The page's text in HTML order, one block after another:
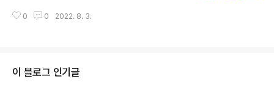
과 성원에 감사드립니다. 폼 양식에 남겨주신 공유 링크 하
신 총 102명을 선정하였으며, 102명을 대상으로 랜덤 추
첨을 실시하여 최대한 공정하게 당첨자를 선발하였습니다.
0 0 2022. 8. 3.
이 블로그 인기글